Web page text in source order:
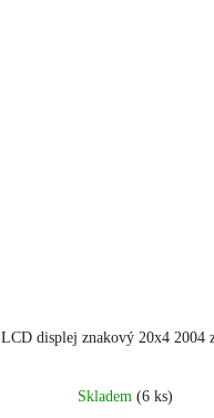
LCD displej znakový 20x4 2004
Skladem (6 ks)